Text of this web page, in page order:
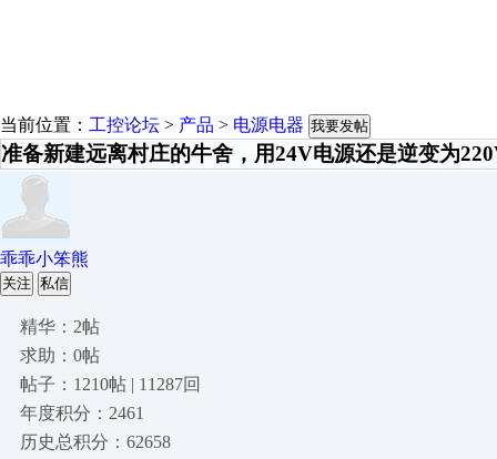
当前位置： 工控论坛 > 产品 > 电源电器 我要发帖
准备新建远离村庄的牛舍，用24V电源还是逆变为
乖乖小笨熊
关注 私信
精华：2帖
求助：0帖
帖子：1210帖 | 11287回
年度积分：2461
历史总积分：62658